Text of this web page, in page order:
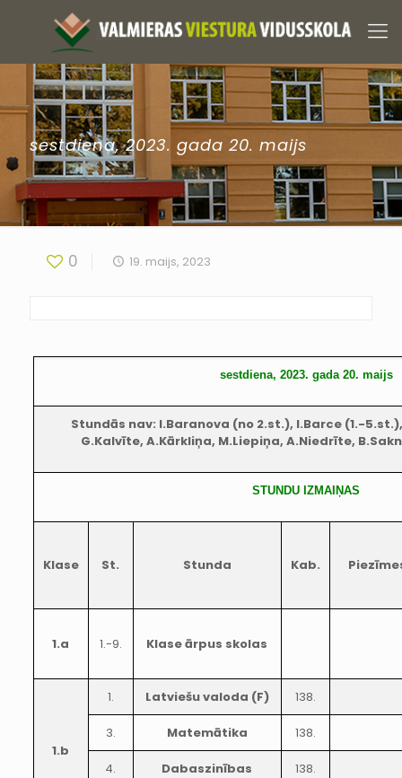
sestdiena, 2023. gada 20. maijs
0 19. maijs, 2023
sestdiena, 2023. gada 20. maijs
Stundās nav: I.Baranova (no 2.st.), I.Barce (1.-
G.Kalvīte, A.Kārkliņa, M.Liepiņa, A.Niedrīte,
STUNDU IZMAIŅAS
Klase St. Stunda Kab.
1.a 1.-9. Klase ārpus skolas
1.b
1. Latviešu valoda (F) 138.
3. Matemātika 138.
4. Dabaszinības 138.